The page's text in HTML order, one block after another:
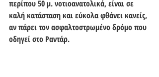
περίπου 50 μ. νοτιοανατολικά, είναι σε
καλή κατάσταση και εύκολα φθάνει κανείς,
αν πάρει τον ασφαλτοστρωμένο δρόμο που
οδηγεί στο Ραντάρ.